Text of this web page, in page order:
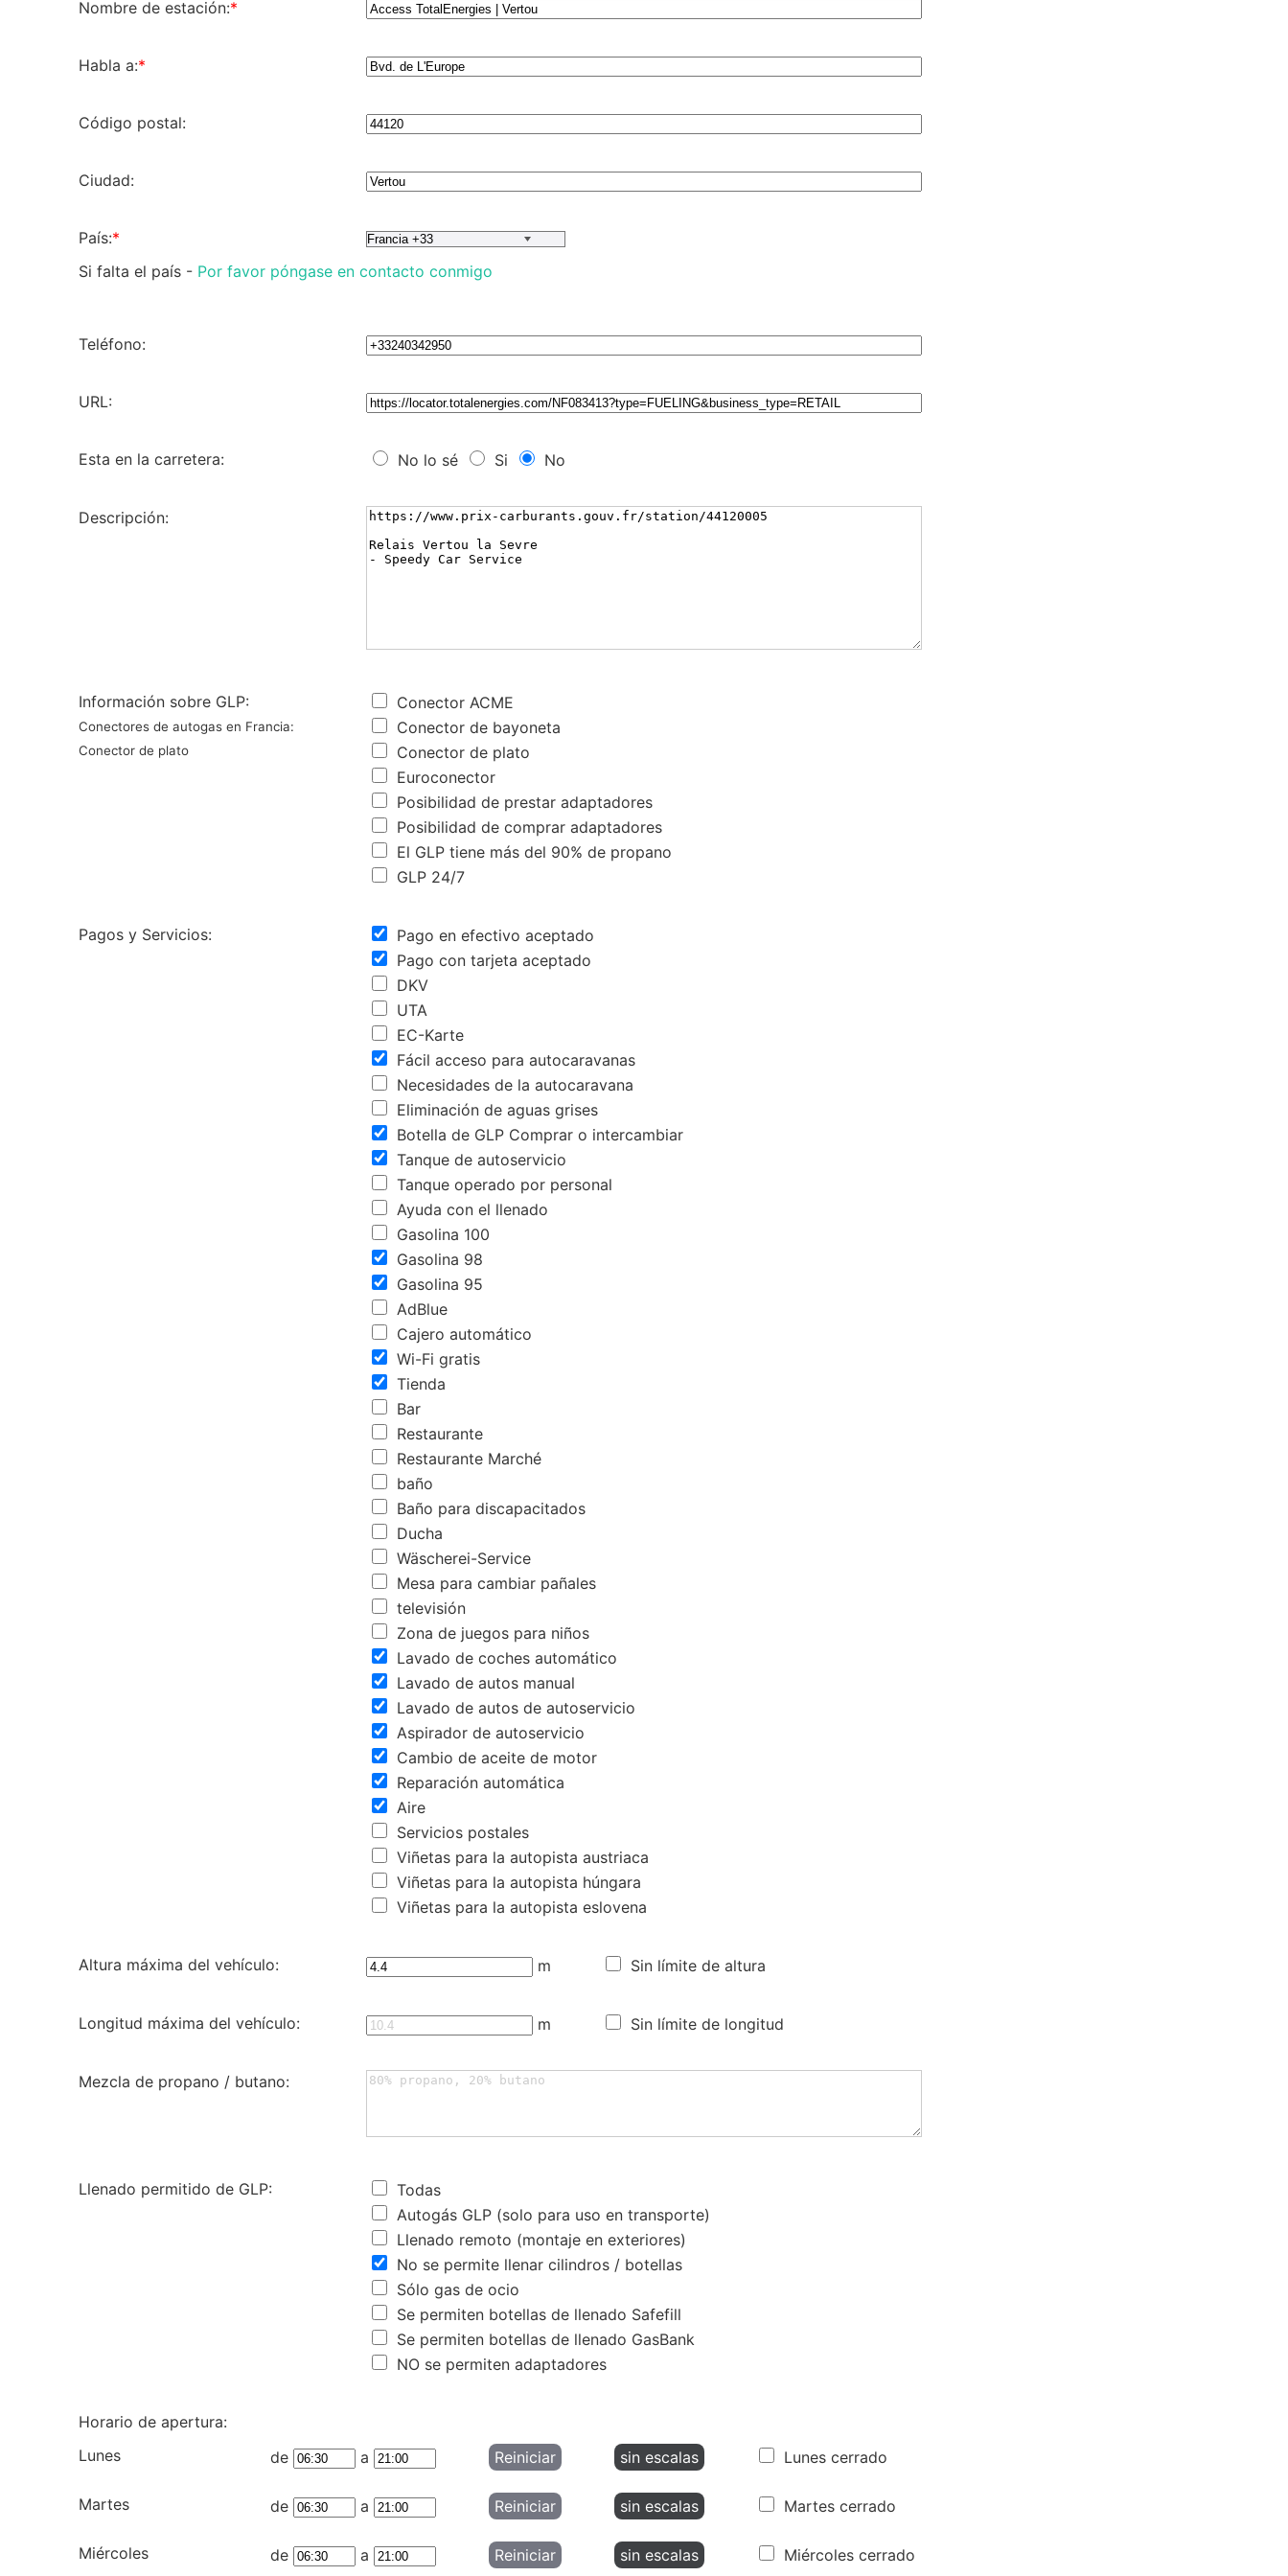
Nombre de estación:*
Habla a:*
Código postal:
Ciudad:
País:*
Si falta el país - Por favor póngase en contacto conmigo
Teléfono:
URL:
Esta en la carretera: No lo sé Si No
Descripción:
Información sobre GLP:
Conectores de autogas en Francia:
Conector de plato
Conector ACME
Conector de bayoneta
Conector de plato
Euroconector
Posibilidad de prestar adaptadores
Posibilidad de comprar adaptadores
El GLP tiene más del 90% de propano
GLP 24/7
Pagos y Servicios:
Pago en efectivo aceptado
Pago con tarjeta aceptado
DKV
UTA
EC-Karte
Fácil acceso para autocaravanas
Necesidades de la autocaravana
Eliminación de aguas grises
Botella de GLP Comprar o intercambiar
Tanque de autoservicio
Tanque operado por personal
Ayuda con el llenado
Gasolina 100
Gasolina 98
Gasolina 95
AdBlue
Cajero automático
Wi-Fi gratis
Tienda
Bar
Restaurante
Restaurante Marché
baño
Baño para discapacitados
Ducha
Wäscherei-Service
Mesa para cambiar pañales
televisión
Zona de juegos para niños
Lavado de coches automático
Lavado de autos manual
Lavado de autos de autoservicio
Aspirador de autoservicio
Cambio de aceite de motor
Reparación automática
Aire
Servicios postales
Viñetas para la autopista austriaca
Viñetas para la autopista húngara
Viñetas para la autopista eslovena
Altura máxima del vehículo: m Sin límite de altura
Longitud máxima del vehículo: m Sin límite de longitud
Mezcla de propano / butano:
Llenado permitido de GLP:
Todas
Autogás GLP (solo para uso en transporte)
Llenado remoto (montaje en exteriores)
No se permite llenar cilindros / botellas
Sólo gas de ocio
Se permiten botellas de llenado Safefill
Se permiten botellas de llenado GasBank
NO se permiten adaptadores
Horario de apertura:
Lunes
de a Reiniciar sin escalas Lunes cerrado
Martes de a Reiniciar sin escalas Martes cerrado
Miércoles de a Reiniciar sin escalas Miércoles cerrado